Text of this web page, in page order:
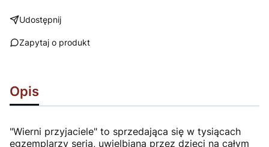
Udostępnij
Zapytaj o produkt
Opis
"Wierni przyjaciele" to sprzedająca się w tysiącach
egzemplarzy seria, uwielbiana przez dzieci na całym